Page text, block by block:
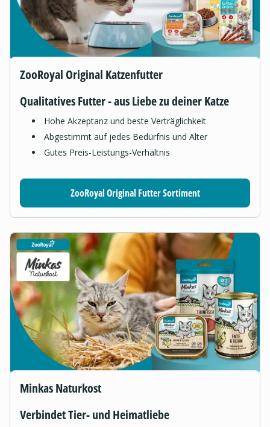
ZooRoyal Original Katzenfutter
Qualitatives Futter - aus Liebe zu deiner Katze
Hohe Akzeptanz und beste Verträglichkeit
Abgestimmt auf jedes Bedürfnis und Alter
Gutes Preis-Leistungs-Verhältnis
ZooRoyal Original Futter Sortiment
Minkas Naturkost
Verbindet Tier- und Heimatliebe